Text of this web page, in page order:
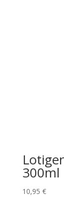
300ml
10,95 €